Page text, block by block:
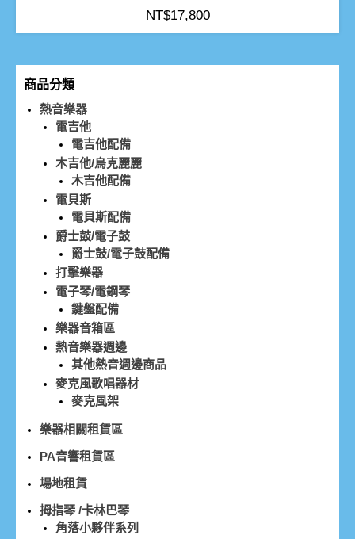
NT$17,800
商品分類
熱音樂器
電吉他
電吉他配備
木吉他/烏克麗麗
木吉他配備
電貝斯
電貝斯配備
爵士鼓/電子鼓
爵士鼓/電子鼓配備
打擊樂器
電子琴/電鋼琴
鍵盤配備
樂器音箱區
熱音樂器週邊
其他熱音週邊商品
麥克風歌唱器材
麥克風架
樂器相關租賃區
PA音響租賃區
場地租賃
拇指琴 /卡林巴琴
角落小夥伴系列